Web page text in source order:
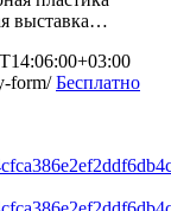
выставка…
form/ Бесплатно